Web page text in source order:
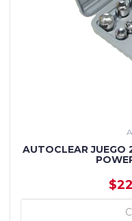
AUTOCLEAR JUEGO